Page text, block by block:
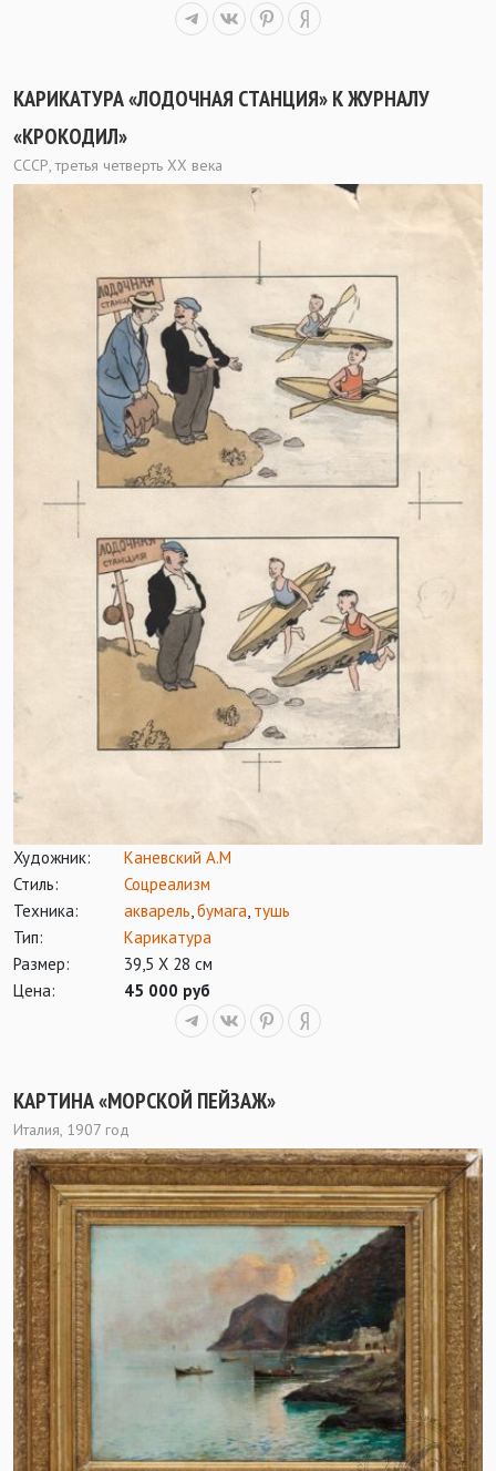
КАРИКАТУРА «ЛОДОЧНАЯ СТАНЦИЯ» К ЖУРНАЛУ
«КРОКОДИЛ»
СССР, третья четверть ХХ века
Художник:
Каневский А.М
Стиль:
Соцреализм
Техника:
акварель,бумага, тушь
Тип:
Карикатура
Размер:
39,5 Х 28 см
Цена:
45 000 руб
КАРТИНА «МОРСКОЙ ПЕЙЗАЖ»
Италия, 1907 год